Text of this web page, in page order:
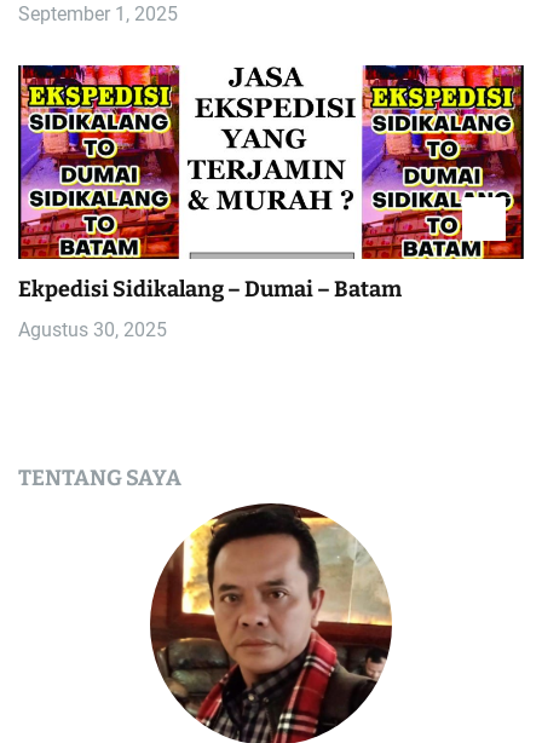
September 1, 2025
Ekpedisi Sidikalang – Dumai – Batam
Agustus 30, 2025
TENTANG SAYA